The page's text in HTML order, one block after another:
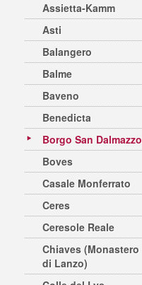
Assietta-Kamm
Asti
Balangero
Balme
Baveno
Benedicta
Borgo San Dalmazzo
Boves
Casale Monferrato
Ceres
Ceresole Reale
Chiaves (Monastero
di Lanzo)